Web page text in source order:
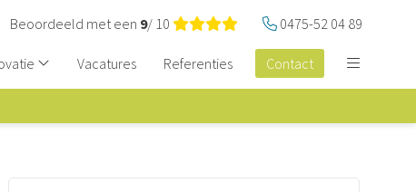
Beoordeeld met een 9/ 10 0475-52 04 89
Vacatures Referenties Contact